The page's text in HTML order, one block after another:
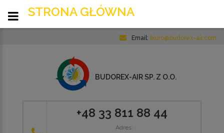
Email: biuro@budorex-air.com
BUDOREX-AIR SP. Z O.O.
+48 33 811 88 44
Adres:
STRONA GŁÓWNA